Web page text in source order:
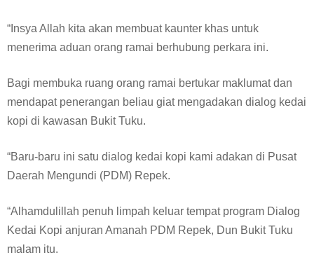
“Insya Allah kita akan membuat kaunter khas untuk
menerima aduan orang ramai berhubung perkara ini.
Bagi membuka ruang orang ramai bertukar maklumat dan
mendapat penerangan beliau giat mengadakan dialog kedai
kopi di kawasan Bukit Tuku.
“Baru-baru ini satu dialog kedai kopi kami adakan di Pusat
Daerah Mengundi (PDM) Repek.
“Alhamdulillah penuh limpah keluar tempat program Dialog
Kedai Kopi anjuran Amanah PDM Repek, Dun Bukit Tuku
malam itu.